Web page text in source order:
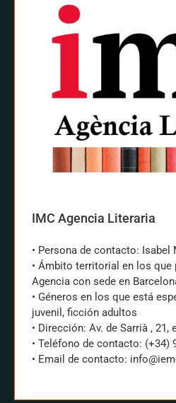
IMC Agencia Literaria
• Persona de contacto: Isabel
• Ámbito territorial en los
Agencia con sede en
• Géneros en los que está
juvenil, ficción adultos
• Dirección: Av. de Sarrià , 21,
• Teléfono de contacto: (+34)
• Email de contacto: